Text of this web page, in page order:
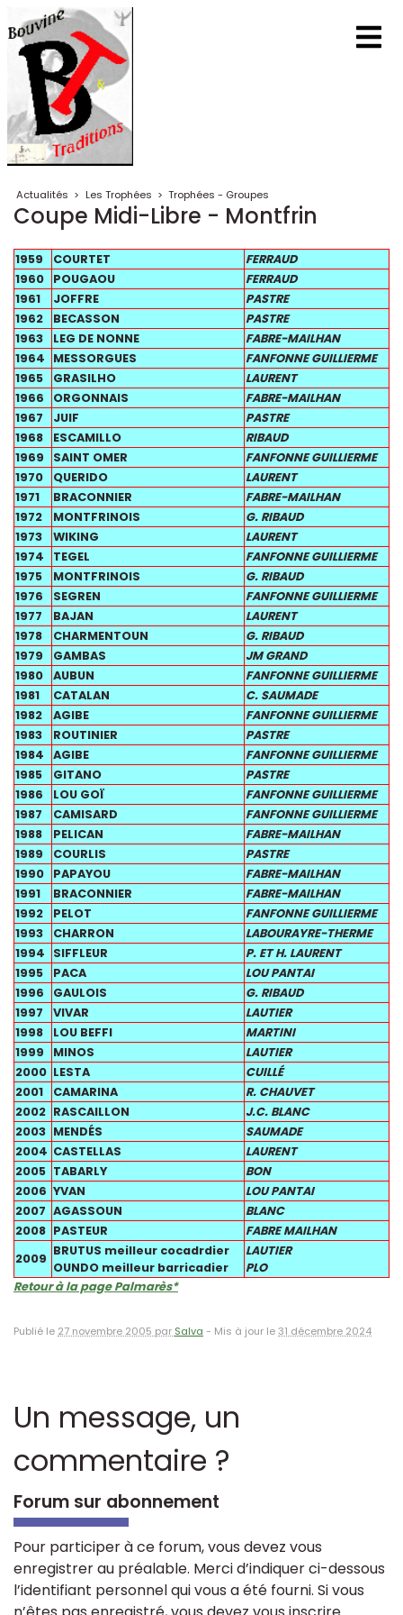
Actualités > Les Trophées > Trophées - Groupes
Coupe Midi-Libre - Montfrin
1959 COURTET
FERRAUD
1960
POUGAOU
FERRAUD
1961
JOFFRE
PASTRE
1962
BECASSON
PASTRE
1963
LEG DE NONNE
FABRE-MAILHAN
1964
MESSORGUES
FANFONNE GUILLIERME
1965
GRASILHO
LAURENT
1966
ORGONNAIS
FABRE-MAILHAN
1967
JUIF
PASTRE
1968
ESCAMILLO
RIBAUD
1969
SAINT OMER
FANFONNE GUILLIERME
1970
QUERIDO
LAURENT
1971
BRACONNIER
FABRE-MAILHAN
1972
MONTFRINOIS
G. RIBAUD
1973
WIKING
LAURENT
1974
TEGEL
FANFONNE GUILLIERME
1975
MONTFRINOIS
G. RIBAUD
1976
SEGREN
FANFONNE GUILLIERME
1977
BAJAN
LAURENT
1978
CHARMENTOUN
G. RIBAUD
1979
GAMBAS
JM GRAND
1980
AUBUN
FANFONNE GUILLIERME
1981
CATALAN
C. SAUMADE
1982
AGIBE
FANFONNE GUILLIERME
1983
ROUTINIER
PASTRE
1984
AGIBE
FANFONNE GUILLIERME
1985
GITANO
PASTRE
1986
LOU GOÏ
FANFONNE GUILLIERME
1987
CAMISARD
FANFONNE GUILLIERME
1988
PELICAN
FABRE-MAILHAN
1989
COURLIS
PASTRE
1990
PAPAYOU
FABRE-MAILHAN
1991
BRACONNIER
FABRE-MAILHAN
1992
PELOT
FANFONNE GUILLIERME
1993
CHARRON
LABOURAYRE-THERME
1994
SIFFLEUR
P. ET H. LAURENT
1995
PACA
LOU PANTAI
1996
GAULOIS
G. RIBAUD
1997
VIVAR
LAUTIER
1998
LOU BEFFI
MARTINI
1999
MINOS
LAUTIER
2000 LESTA
CUILLÉ
2001
CAMARINA
R. CHAUVET
2002 RASCAILLON
J.C. BLANC
2003 MENDÉS
SAUMADE
2004 CASTELLAS
LAURENT
2005 TABARLY
BON
2006 YVAN
LOU PANTAI
2007 AGASSOUN
BLANC
2008 PASTEUR
FABRE MAILHAN
2009
BRUTUS meilleur cocadrdier
OUNDO meilleur barricadier
LAUTIER
PLO
Retour à la page Palmarès*
Publié le 27 novembre 2005 par Salva - Mis à jour le 31 décembre 2024
Un message, un
commentaire ?
Forum sur abonnement
Pour participer à ce forum, vous devez vous
enregistrer au préalable. Merci d’indiquer ci-dessous
l’identifiant personnel qui vous a été fourni. Si vous